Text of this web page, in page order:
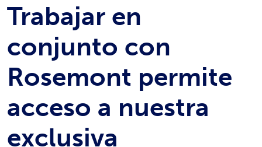
Trabajar en
conjunto con
Rosemont permite
acceso a nuestra
exclusiva